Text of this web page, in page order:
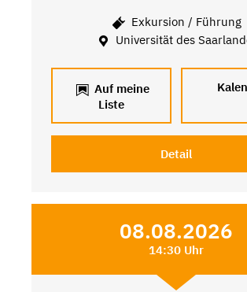
Exkursion / Führung
Universität des
Auf meine
Liste
Detail
08.08.2026
14:30 Uhr